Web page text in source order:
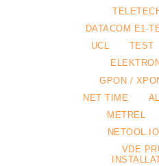
DATACOM E1-
UCL
TEST
GPON /
NET TIME
METREL
NETOOL.IO
VDE